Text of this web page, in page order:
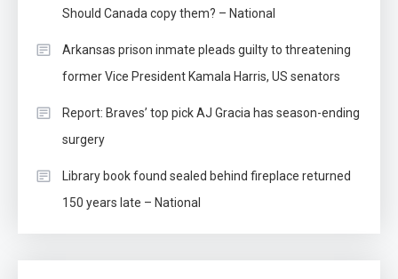
Should Canada copy them? – National
Arkansas prison inmate pleads guilty to threatening
former Vice President Kamala Harris, US senators
Report: Braves’ top pick AJ Gracia has season-ending
surgery
Library book found sealed behind fireplace returned
150 years late – National